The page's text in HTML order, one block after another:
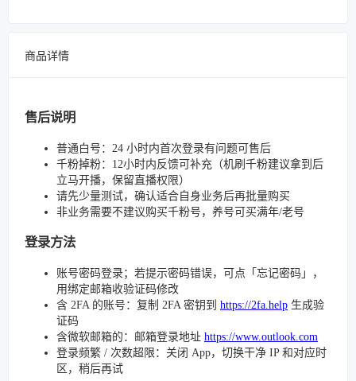
商品详情
售后说明
普通白号：24 小时内首次登录有问题可售后
千粉掉粉：12小时内反馈可补充（机刷千粉建议拿到后
立马开播，保留直播权限）
请先少量测试，确认适合自身业务后再批量购买
非业务需要不建议购买千粉号，养号可买满年/老号
登录方法
账号密码登录；若提示密码错误，可点「忘记密码」，
用绑定邮箱收验证码修改
含 2FA 的账号：复制 2FA 密钥到 https://2fa.help 生成验
证码
含微软邮箱的：邮箱登录地址 https://www.outlook.com
登录频繁 / 次数超限：关闭 App，切换干净 IP 和对应时
区，稍后再试